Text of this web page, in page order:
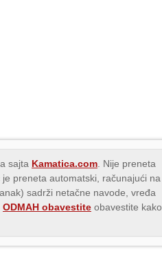
sajta Kamatica.com . Nije preneta
preneta automatski, računajući na
sadrži netačne navode, vređa
ODMAH obavestite obavestite kako